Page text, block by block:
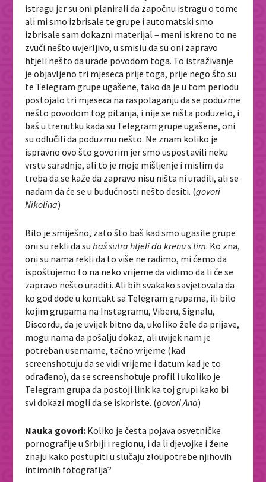
istragu jer su oni planirali da započnu istragu o tome
ali mi smo izbrisale te grupe i automatski smo
izbrisale sam dokazni materijal – meni iskreno to ne
zvuči nešto uvjerljivo, u smislu da su oni zapravo
htjeli nešto da urade povodom toga. To istraživanje
je objavljeno tri mjeseca prije toga, prije nego što su
te Telegram grupe ugašene, tako da je u tom periodu
postojalo tri mjeseca na raspolaganju da se poduzme
nešto povodom tog pitanja, i nije se ništa poduzelo, i
baš u trenutku kada su Telegram grupe ugašene, oni
su odlučili da poduzmu nešto. Ne znam koliko je
ispravno ovo što govorim jer smo uspostavili neku
vrstu saradnje, ali to je moje mišljenje i mislim da
treba da se kaže da zapravo nisu ništa ni uradili, ali se
nadam da će se u budućnosti nešto desiti. (govori
Nikolina)
Bilo je smiješno, zato što baš kad smo ugasile grupe
oni su rekli da subaš sutra htjeli da krenu s tim. Ko zna,
oni su nama rekli da to više ne radimo, mi ćemo da
ispoštujemo to na neko vrijeme da vidimo da li će se
zapravo nešto uraditi. Ali bih svakako savjetovala da
ko god dođe u kontakt sa Telegram grupama, ili bilo
kojim grupama na Instagramu, Viberu, Signalu,
Discordu, da je uvijek bitno da, ukoliko žele da prijave,
mogu nama da pošalju dokaz, ali uvijek nam je
potreban username, tačno vrijeme (kad
screenshotuju da se vidi vrijeme i datum kad je to
odrađeno), da se screenshotuje profil i ukoliko je
Telegram grupa da postoji link ka toj grupi kako bi
svi dokazi mogli da se iskoriste. (govori Ana)
Nauka govori: Koliko je česta pojava osvetničke
pornografije u Srbiji i regionu, i da li djevojke i žene
znaju kako postupiti u slučaju zloupotrebe njihovih
intimnih fotografija?